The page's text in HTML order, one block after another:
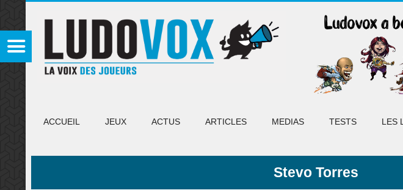
ACCUEIL JEUX ACTUS ARTICLES MEDIAS TESTS LES
Stevo Torres